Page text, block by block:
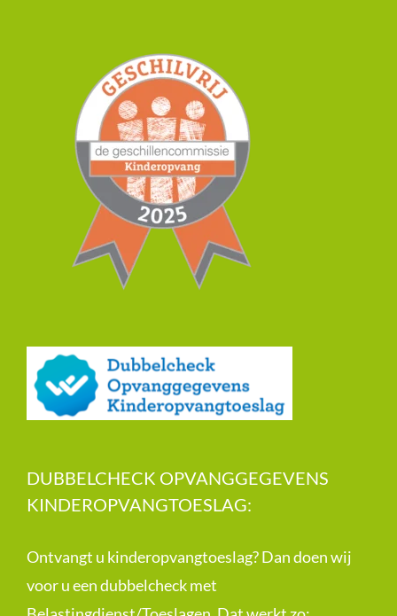
DUBBELCHECK OPVANGGEGEVENS
KINDEROPVANGTOESLAG:
Ontvangt u kinderopvangtoeslag? Dan doen wij
voor u een dubbelcheck met